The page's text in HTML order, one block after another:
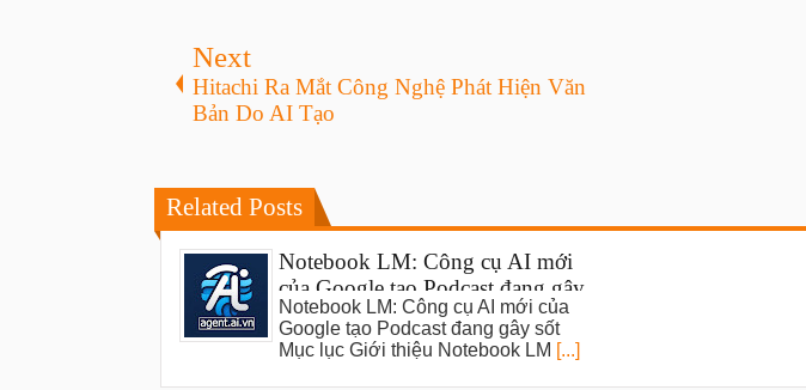
Next
Hitachi Ra Mắt Công Nghệ Phát Hiện Văn
Bản Do AI Tạo
Related Posts
Notebook LM: Công cụ AI mới
của Google tạo Podcast đang gây
sốt
Notebook LM: Công cụ AI mới của
Google tạo Podcast đang gây sốt
Mục lục Giới thiệu Notebook LM [...]